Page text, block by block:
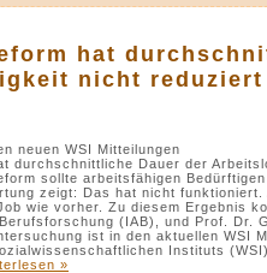
hat
nicht reduziert
neuen WSI Mitteilungen
durchschnittliche Dauer der
sollte arbeitsfähigen
zeigt: Das hat nicht
wie vorher. Zu diesem Ergebnis
(IAB), und Prof. Dr.
ist in den aktuellen WSI
Instituts
»